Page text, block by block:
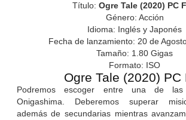
Título:Ogre Tale (2020) PC
Género: Acción
Idioma: Inglés y Japonés
Fecha de lanzamiento: 20 de
Tamaño: 1.80 Gigas
Formato: ISO
Ogre Tale (2020) PC
Podremos escoger entre una de
Onigashima. Deberemos superar
además de secundarias mientras